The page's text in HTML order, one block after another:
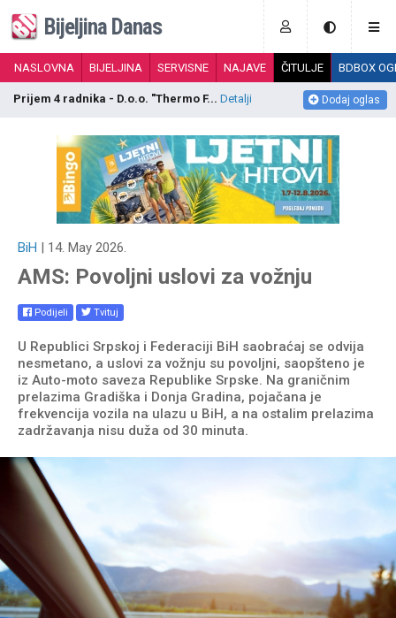
Bijeljina Danas
NASLOVNA BIJELJINA SERVISNE NAJAVE ČITULJE BDBOX
Dodaj oglas
Prijem 4 radnika - D.o.o. "Thermo F... Detalji
BiH | 14. May 2026.
AMS: Povoljni uslovi za vožnju
Podijeli Tvituj
U Republici Srpskoj i Federaciji BiH saobraćaj se odvija
nesmetano, a uslovi za vožnju su povoljni, saopšteno je
iz Auto-moto saveza Republike Srpske. Na graničnim
prelazima Gradiška i Donja Gradina, pojačana je
frekvencija vozila na ulazu u BiH, a na ostalim prelazima
zadržavanja nisu duža od 30 minuta.